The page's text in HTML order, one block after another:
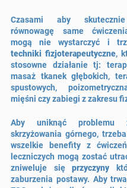
Czasami aby
równowagę same
techniki fizjoterapeutyczne,
stosowne działanie tj:
masaż tkanek głębokich,
spustowych,
mięśni czy zabiegi z zakresu
Aby uniknąć problemu
skrzyżowania górnego,
wszelkie benefity z
leczniczych mogą zostać
zniweluje się przyczyny
zaburzenia postawy. Aby